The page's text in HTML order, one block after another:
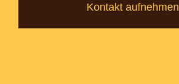
Kontakt aufnehmen